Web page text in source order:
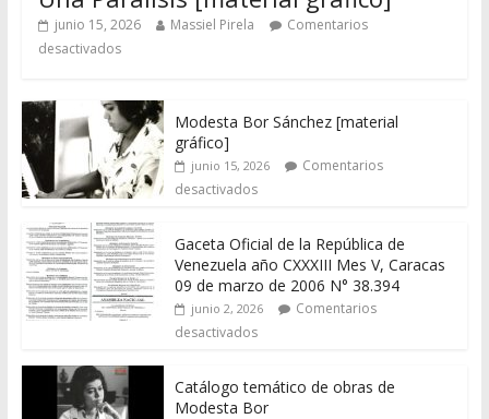
junio 15, 2026 Massiel Pirela
Comentarios
desactivados
Modesta Bor Sánchez [material
gráfico]
junio 15, 2026
Comentarios
desactivados
Gaceta Oficial de la República de
Venezuela año CXXXIII Mes V, Caracas
09 de marzo de 2006 N° 38.394
junio 2, 2026
Comentarios
desactivados
Catálogo temático de obras de
Modesta Bor